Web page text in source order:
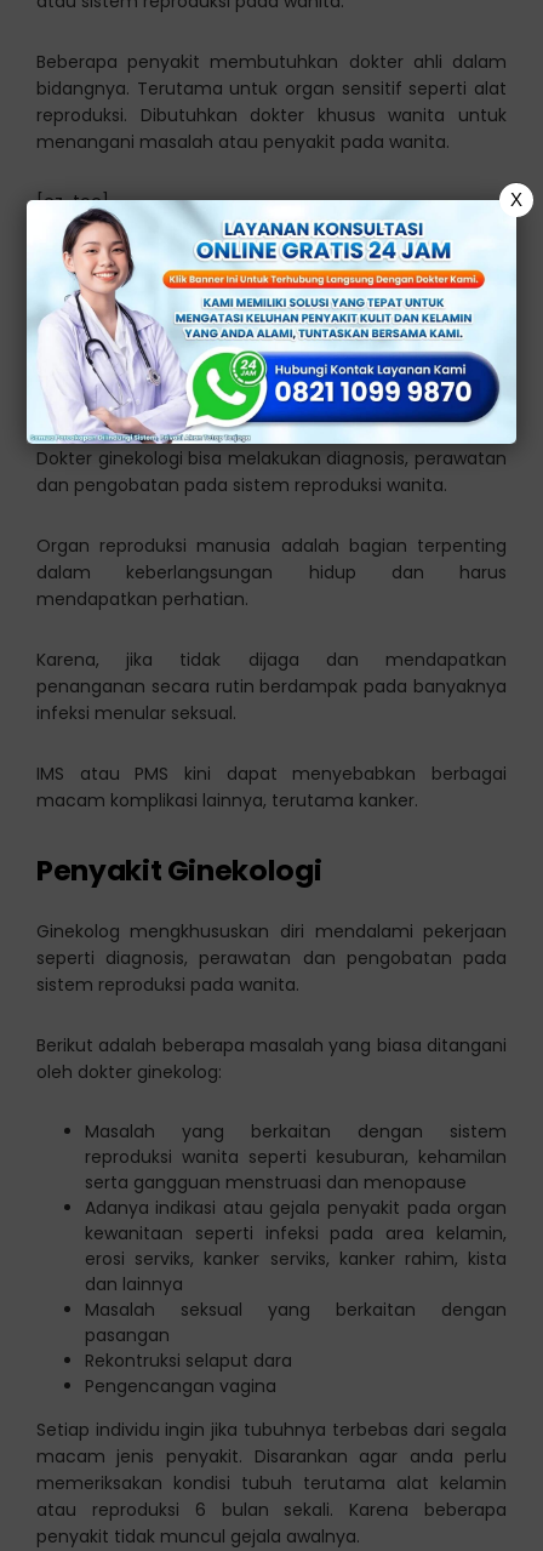
Beberapa penyakit membutuhkan dokter ahli dalam
bidangnya. Terutama untuk organ sensitif seperti alat
reproduksi. Dibutuhkan dokter khusus wanita untuk
menangani masalah atau penyakit pada wanita.
[ez-toc]
Pengertian Ginekologi
Ilmu kedokteran semakin meluas dan bercabang.
Salah satunya adalah cabang ginekologi. Ginekologi
adalah spesialis dalam kesehatan alat kelamin dan
reproduksi wanita.
Dokter ginekologi bisa melakukan diagnosis, perawatan
dan pengobatan pada sistem reproduksi wanita.
Organ reproduksi manusia adalah bagian terpenting
dalam keberlangsungan hidup dan harus
mendapatkan perhatian.
Karena, jika tidak dijaga dan mendapatkan
penanganan secara rutin berdampak pada banyaknya
infeksi menular seksual.
IMS atau PMS kini dapat menyebabkan berbagai
macam komplikasi lainnya, terutama kanker.
Penyakit Ginekologi
Ginekolog mengkhususkan diri mendalami pekerjaan
seperti diagnosis, perawatan dan pengobatan pada
sistem reproduksi pada wanita.
Berikut adalah beberapa masalah yang biasa ditangani
oleh dokter ginekolog:
Masalah yang berkaitan dengan sistem
reproduksi wanita seperti kesuburan, kehamilan
serta gangguan menstruasi dan menopause
Adanya indikasi atau gejala penyakit pada organ
kewanitaan seperti infeksi pada area kelamin,
erosi serviks, kanker serviks, kanker rahim, kista
dan lainnya
Masalah seksual yang berkaitan dengan
pasangan
Rekontruksi selaput dara
Pengencangan vagina
Setiap individu ingin jika tubuhnya terbebas dari segala
macam jenis penyakit. Disarankan agar anda perlu
memeriksakan kondisi tubuh terutama alat kelamin
atau reproduksi 6 bulan sekali. Karena beberapa
penyakit tidak muncul gejala awalnya.
X